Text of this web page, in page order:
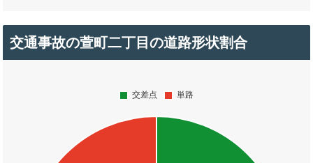
交通事故の萱町二丁目の道路形状割合